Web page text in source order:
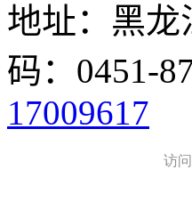
地址：黑龙
码：0451-
17009617